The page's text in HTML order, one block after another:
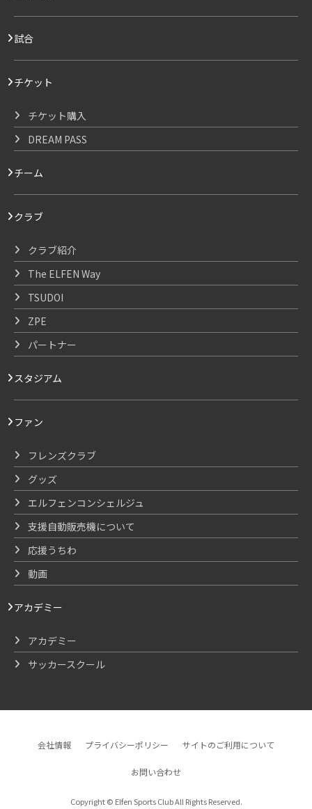
試合
チケット
チケット購入
DREAM PASS
チーム
クラブ
クラブ紹介
The ELFEN Way
TSUDOI
ZPE
パートナー
スタジアム
ファン
フレンズクラブ
グッズ
エルフェンコンシェルジュ
支援自動販売機について
応援うちわ
動画
アカデミー
アカデミー
サッカースクール
会社情報 プライバシーポリシー サイトのご利用について
お問い合わせ
Copyright © Elfen Sports Club All Rights Reserved.